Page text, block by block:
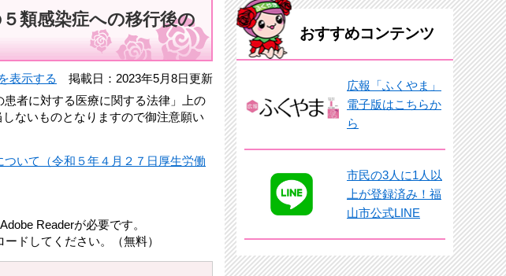
類感染症への移行後の
表示する
掲載日：2023年5月8日更新
者に対する医療に関する法律」上の
ないものとなりますので御注意願い
いて（令和５年４月２７日厚生労働
Readerが必要です。
ドしてください。（無料）
おすすめコンテンツ
広報「ふくやま」
電子版はこちらか
ら
市民の3人に1人以
上が登録済み！福
山市公式LINE